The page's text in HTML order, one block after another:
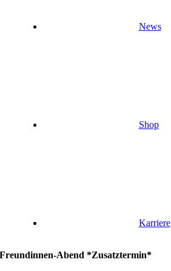
News
Shop
Karriere
Freundinnen-Abend *Zusatztermin*